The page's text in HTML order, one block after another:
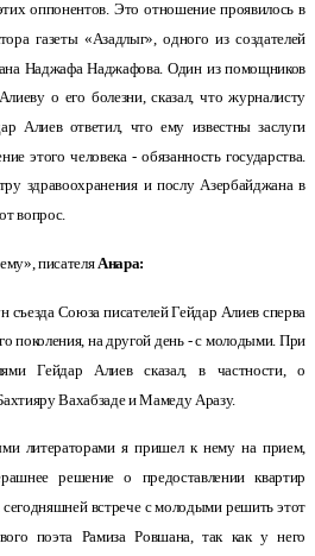
оппонентов. Это отношение проявилось в
газеты «Азадлыг», одного из создателей
Наджафа Наджафова. Один из помощников
о его болезни, сказал, что журналисту
Алиев ответил, что ему известны заслуги
этого человека - обязанность государства.
здравоохранения и послу Азербайджана в
вопрос.
писателяАнара:
съезда Союза писателей Гейдар Алиев сперва
поколения, на другой день - с молодыми. При
Гейдар Алиев сказал, в частности, о
Вахабзаде и Мамеду Аразу.
литераторами я пришел к нему на прием,
решение о предоставлении квартир
сегодняшней встрече с молодыми решить этот
поэта Рамиза Ровшана, так как у него